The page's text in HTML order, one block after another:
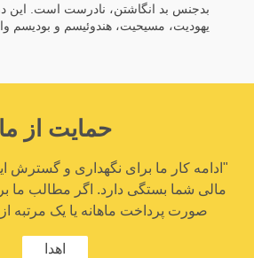
بدجنس بد انگاشتن، نادرست است. این
یهودیت، مسیحیت، هندوئیسم و بودیسم
حمایت از ما
"ادامه کار ما برای نگهداری و
مالی شما بستگی دارد. اگر مطالب ما
صورت پرداخت ماهانه یا یک مرتبه
اهدا